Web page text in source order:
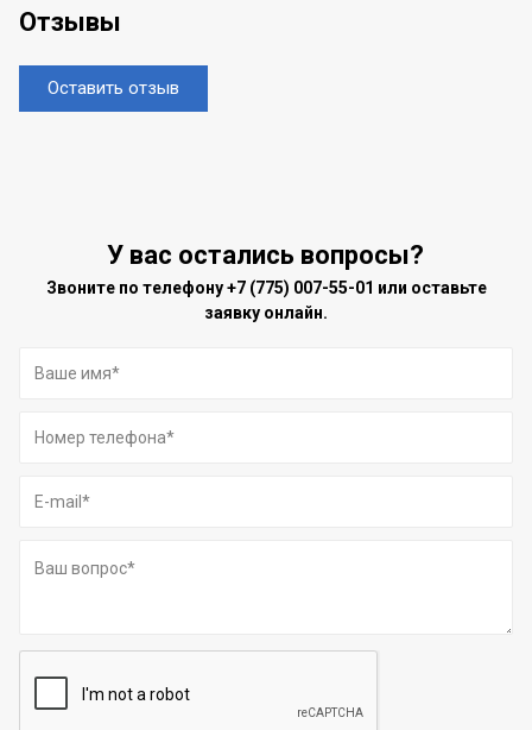
Отзывы
Оставить отзыв
У вас остались вопросы?
Звоните по телефону+7 (775) 007-55-01 или оставьте
заявку онлайн.